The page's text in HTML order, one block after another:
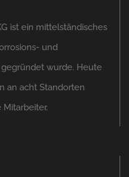
ist ein mittelständisches
und
wurde. Heute
an acht Standorten